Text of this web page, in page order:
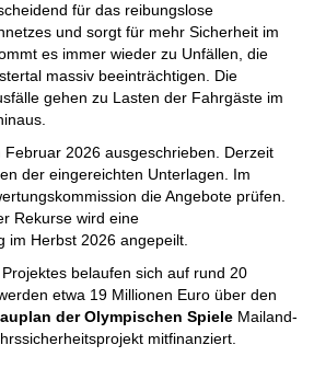
für das reibungslose
und sorgt für mehr Sicherheit im
es immer wieder zu Unfällen, die
massiv beeinträchtigen. Die
gehen zu Lasten der Fahrgäste im
Februar 2026 ausgeschrieben. Derzeit
der eingereichten Unterlagen. Im
die Angebote prüfen.
Rekurse wird eine
im Herbst 2026 angepeilt.
belaufen sich auf rund 20
etwa 19 Millionen Euro über den
der Olympischen Spiele Mailand-
mitfinanziert.